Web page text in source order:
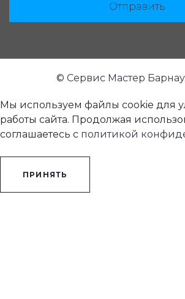
Отправить
© Сервис Мастер
Мы используем файлы cookie для
работы сайта. Продолжая
соглашаетесь с политикой
ПРИНЯТЬ